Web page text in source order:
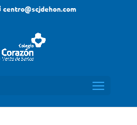
centro@scjdehon.com